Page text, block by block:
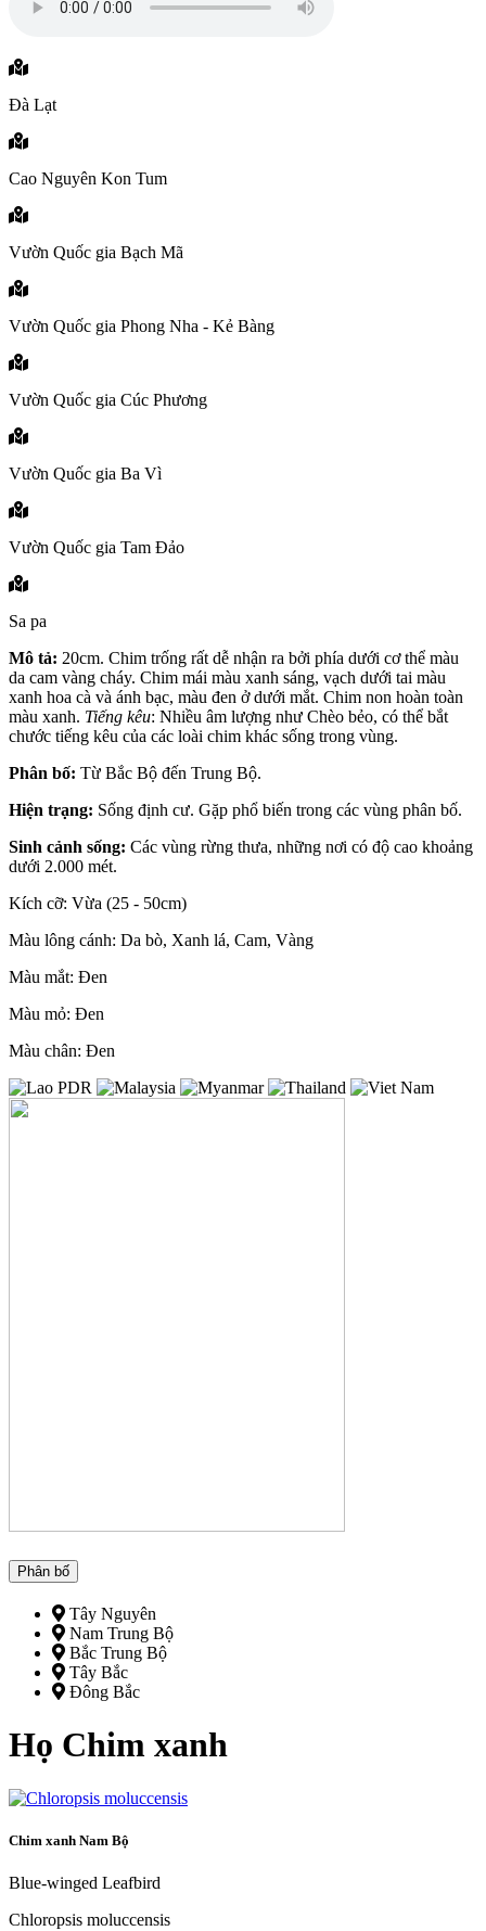
Đà Lạt
Cao Nguyên Kon Tum
Vườn Quốc gia Bạch Mã
Vườn Quốc gia Phong Nha - Kẻ Bàng
Vườn Quốc gia Cúc Phương
Vườn Quốc gia Ba Vì
Vườn Quốc gia Tam Đảo
Sa pa
Mô tả: 20cm. Chim trống rất dễ nhận ra bởi phía dưới cơ thể màu
da cam vàng cháy. Chim mái màu xanh sáng, vạch dưới tai màu
xanh hoa cà và ánh bạc, màu đen ở dưới mắt. Chim non hoàn toàn
màu xanh. Tiếng kêu: Nhiều âm lượng như Chèo bẻo, có thể bắt
chước tiếng kêu của các loài chim khác sống trong vùng.
Phân bố: Từ Bắc Bộ đến Trung Bộ.
Hiện trạng: Sống định cư. Gặp phổ biến trong các vùng phân bố.
Sinh cảnh sống: Các vùng rừng thưa, những nơi có độ cao khoảng
dưới 2.000 mét.
Kích cỡ: Vừa (25 - 50cm)
Màu lông cánh: Da bò, Xanh lá, Cam, Vàng
Màu mắt: Đen
Màu mỏ: Đen
Màu chân: Đen
Phân bố
Tây Nguyên
Nam Trung Bộ
Bắc Trung Bộ
Tây Bắc
Đông Bắc
Họ Chim xanh
Chim xanh Nam Bộ
Blue-winged Leafbird
Chloropsis moluccensis